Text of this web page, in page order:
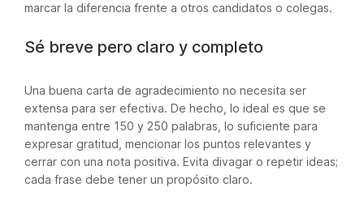
marcar la diferencia frente a otros candidatos o colegas.
Sé breve pero claro y completo
Una buena carta de agradecimiento no necesita ser
extensa para ser efectiva. De hecho, lo ideal es que se
mantenga entre 150 y 250 palabras, lo suficiente para
expresar gratitud, mencionar los puntos relevantes y
cerrar con una nota positiva. Evita divagar o repetir ideas;
cada frase debe tener un propósito claro.